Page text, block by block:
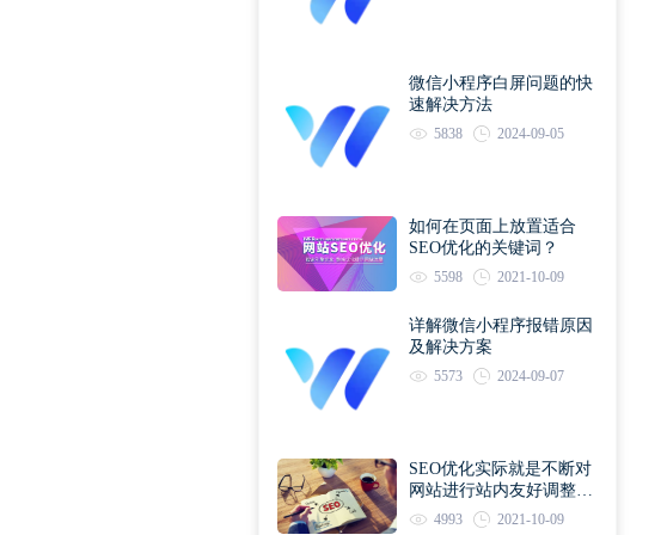
微信小程序白屏问题的快
速解决方法
5838 2024-09-05
如何在页面上放置适合
SEO优化的关键词？
5598 2021-10-09
详解微信小程序报错原因
及解决方案
5573 2024-09-07
SEO优化实际就是不断对
网站进行站内友好调整直
到符合优化规则
4993 2021-10-09